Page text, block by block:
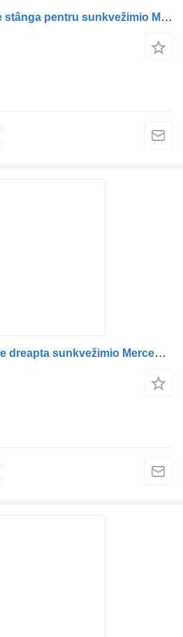
Ašis Axă motrică spate stânga pentru sunkvežimio Mercedes-Benz A9605201611 9605201611
Ašis Ax secundar spate dreapta sunkvežimio Mercedes-Benz A9605202811 / A9605206230